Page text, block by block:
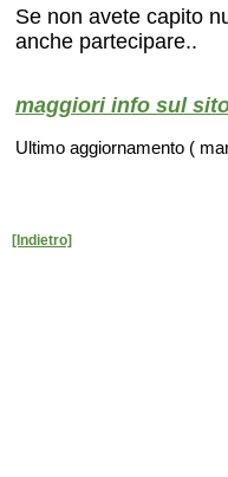
Se non avete capito
anche partecipare..
maggiori info sul
Ultimo aggiornamento (
[Indietro]